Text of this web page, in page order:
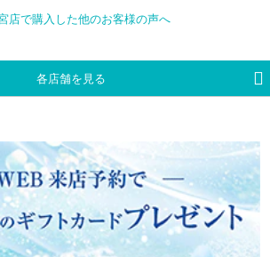
店で購入した他のお客様の声へ
各店舗を見る